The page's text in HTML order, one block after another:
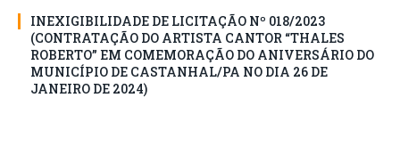
INEXIGIBILIDADE DE LICITAÇÃO Nº 018/2023
(CONTRATAÇÃO DO ARTISTA CANTOR “THALES
ROBERTO” EM COMEMORAÇÃO DO ANIVERSÁRIO DO
MUNICÍPIO DE CASTANHAL/PA NO DIA 26 DE
JANEIRO DE 2024)